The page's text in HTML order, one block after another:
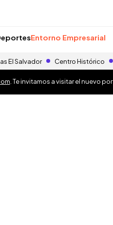
Entorno Empresarial
El Salvador Centro Histórico
. Te invitamos a visitar el nuevo